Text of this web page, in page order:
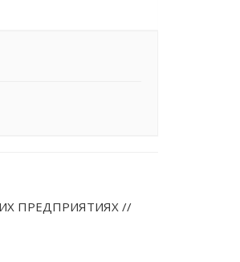
ПРЕДПРИЯТИЯХ //